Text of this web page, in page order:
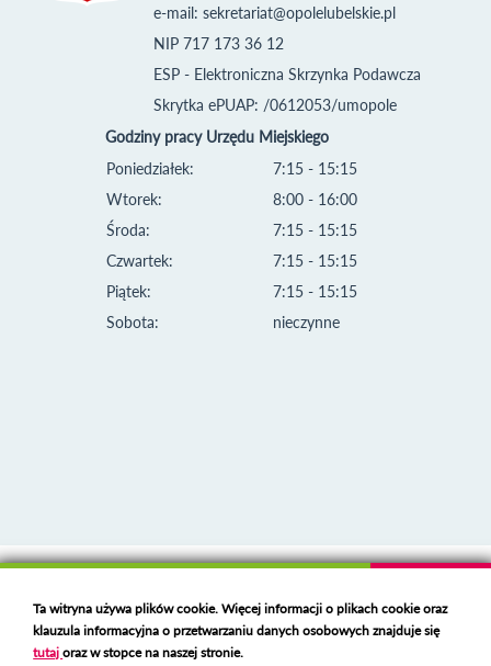
e-mail: sekretariat@opolelubelskie.pl
NIP 717 173 36 12
ESP - Elektroniczna Skrzynka Podawcza
Skrytka ePUAP: /0612053/umopole
Godziny pracy Urzędu Miejskiego
Poniedziałek:
Wtorek:
Środa:
Czwartek:
Piątek:
Sobota:
7:15 - 15:15
8:00 - 16:00
7:15 - 15:15
7:15 - 15:15
7:15 - 15:15
nieczynne
Deklaracja dostępności
Polski serwer RBLhttps://polspam.pl/
Ta witryna używa plików cookie. Więcej informacji o plikach cookie oraz
klauzula informacyjna o przetwarzaniu danych osobowych znajduje się
tutajoraz w stopce na naszej stronie.